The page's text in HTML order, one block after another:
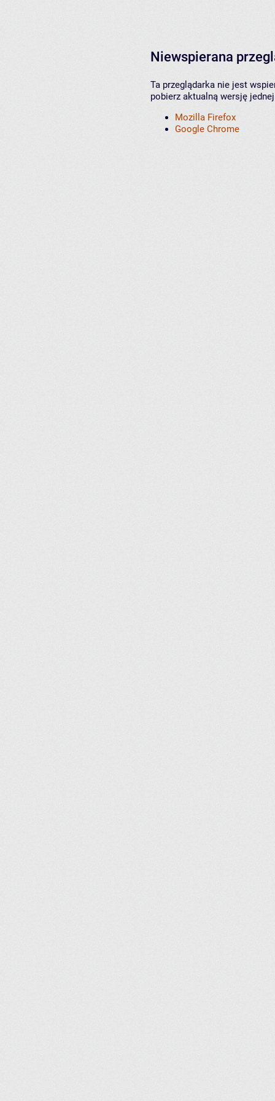
Niewspierana
Ta przeglądarka nie jest
pobierz aktualną wersję
Mozilla Firefox
Google Chrome